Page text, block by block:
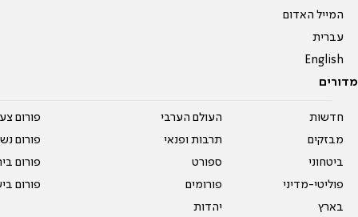
המייל האדום
עברית
English
מדורים
חדשות
מבזקים
ביטחוני
פוליטי-מדיני
בארץ
העולם הערבי
תרבות ופנאי
ספורט
פורומים
יהדות
פורום
פורום
פורום
פורום